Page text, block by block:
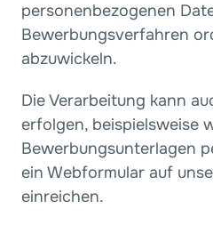
personenbezogenen
Bewerbungsverfahren
abzuwickeln.
Die Verarbeitung kann
erfolgen, beispielsweise
Bewerbungsunterlagen
ein Webformular auf
einreichen.